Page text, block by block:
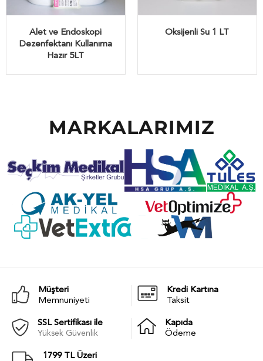
Alet ve Endoskopi
Dezenfektanı Kullanıma
Hazır 5LT
Oksijenli Su 1 LT
MARKALARIMIZ
Müşteri
Memnuniyeti
Kredi Kartına
Taksit
SSL Sertifikası ile
Yüksek Güvenlik
Kapıda
Ödeme
1799 TL Üzeri